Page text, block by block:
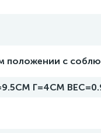
положении с
Г=4СМ